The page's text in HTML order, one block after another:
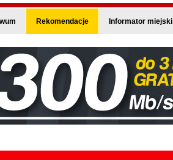
Rekomendacje Informator miejski